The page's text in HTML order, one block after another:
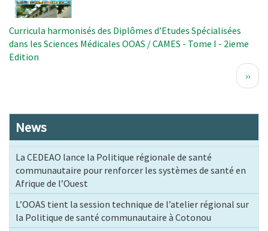
Curricula harmonisés des Diplômes d’Etudes Spécialisées
dans les Sciences Médicales OOAS / CAMES - Tome I - 2ieme
Edition
Page
››
News
La CEDEAO lance la Politique régionale de santé
communautaire pour renforcer les systèmes de santé en
Afrique de l’Ouest
L’OOAS tient la session technique de l’atelier régional sur
la Politique de santé communautaire à Cotonou